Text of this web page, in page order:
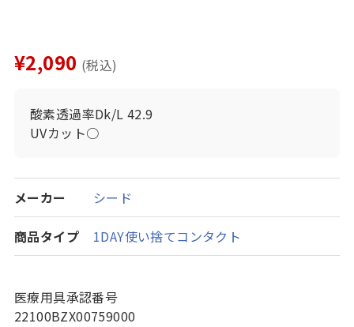
¥2,090 (税込)
酸素透過率Dk/L 42.9
UVカット○
メーカー シード
商品タイプ 1DAY使い捨てコンタクト
医療用具承認番号
22100BZX00759000